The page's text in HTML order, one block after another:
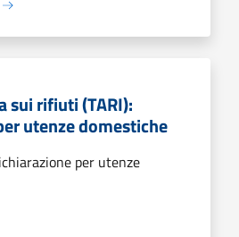
sui rifiuti (TARI):
utenze domestiche
per utenze